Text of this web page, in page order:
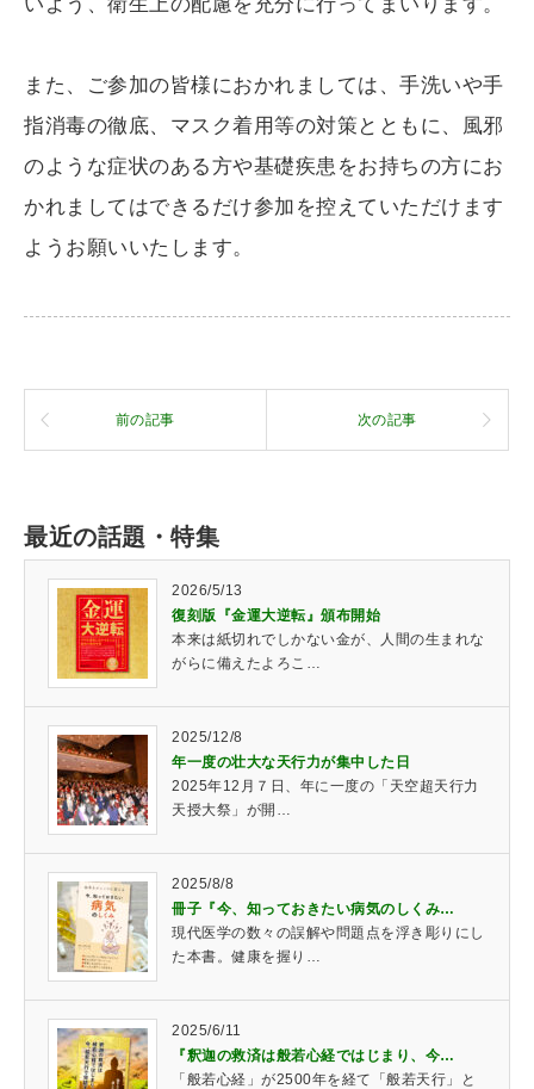
また、ご参加の皆様におかれましては、手洗いや手
指消毒の徹底、マスク着用等の対策とともに、風邪
のような症状のある方や基礎疾患をお持ちの方にお
かれましてはできるだけ参加を控えていただけます
ようお願いいたします。
前の記事 次の記事
最近の話題・特集
2026/5/13
復刻版『金運大逆転』頒布開始
本来は紙切れでしかない金が、人間の生まれな
がらに備えたよろこ…
2025/12/8
年一度の壮大な天行力が集中した日
2025年12月７日、年に一度の「天空超天行力
天授大祭」が開…
2025/8/8
冊子『今、知っておきたい病気のしくみ…
現代医学の数々の誤解や問題点を浮き彫りにし
た本書。健康を握り…
2025/6/11
『釈迦の救済は般若心経ではじまり、今…
「般若心経」が2500年を経て「般若天行」と